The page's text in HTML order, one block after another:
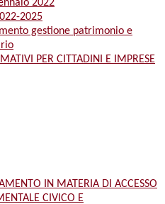
2022
2025
gestione patrimonio e
PER CITTADINI E IMPRESE
IN MATERIA DI ACCESSO
CIVICO E